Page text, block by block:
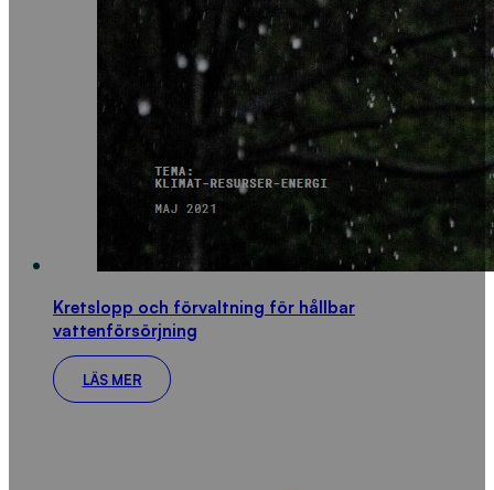
Kretslopp och förvaltning för hållbar
vattenförsörjning
LÄS MER